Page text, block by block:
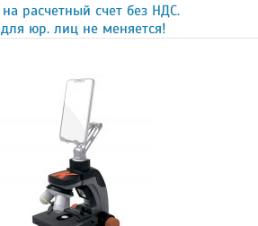
расчетный счет без НДС.
юр. лиц не меняется!